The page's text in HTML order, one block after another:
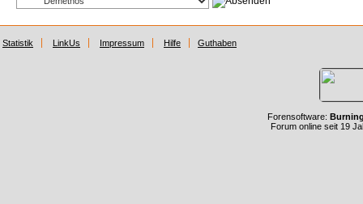
Statistik LinkUs Impressum Hilfe Guthaben
Forensoftware:
Forum online seit 19